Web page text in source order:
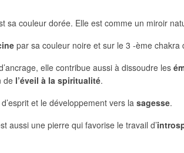
sa couleur dorée. Elle est comme un miroir
par sa couleur noire et sur le 3 -ème
elle contribue aussi à dissoudre les
de l’éveil à la spiritualité.
et le développement vers la sagesse.
aussi une pierre qui favorise le travail d’